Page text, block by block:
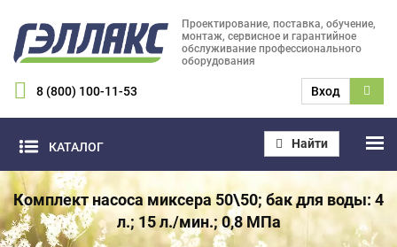
Проектирование, поставка, обучение,
монтаж, сервисное и гарантийное
обслуживание профессионального
оборудования
8 (800) 100-11-53 Вход
КАТАЛОГ Найти
Комплект насоса миксера 50\50; бак для воды: 4
л.; 15 л./мин.; 0,8 МПа